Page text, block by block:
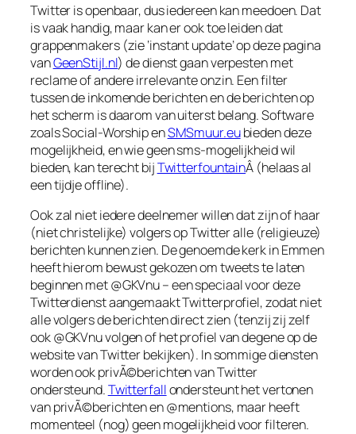
Twitter is openbaar, dus iedereen kan meedoen. Dat
is vaak handig, maar kan er ook toe leiden dat
grappenmakers (zie ‘instant update’ op deze pagina
vanGeenStijl.nl) de dienst gaan verpesten met
reclame of andere irrelevante onzin. Een filter
tussen de inkomende berichten en de berichten op
het scherm is daarom van uiterst belang. Software
zoals Social-Worship enSMSmuur.eubieden deze
mogelijkheid, en wie geen sms-mogelijkheid wil
bieden, kan terecht bijTwitterfountainÂ (helaas al
een tijdje offline).
Ook zal niet iedere deelnemer willen dat zijn of haar
(niet christelijke) volgers op Twitter alle (religieuze)
berichten kunnen zien. De genoemde kerk in Emmen
heeft hierom bewust gekozen om tweets te laten
beginnen met @GKVnu – een speciaal voor deze
Twitterdienst aangemaakt Twitterprofiel, zodat niet
alle volgers de berichten direct zien (tenzij zij zelf
ook @GKVnu volgen of het profiel van degene op de
website van Twitter bekijken). In sommige diensten
worden ook privÃ©berichten van Twitter
ondersteund.Twitterfallondersteunt het vertonen
van privÃ©berichten en @mentions, maar heeft
momenteel (nog) geen mogelijkheid voor filteren.